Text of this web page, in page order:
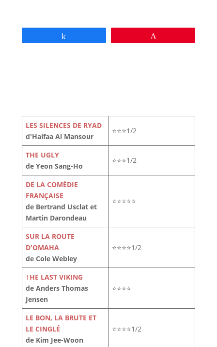
LES SILENCES DE RYAD
d'Haifaa Al Mansour
⭐⭐⭐1/2
THE UGLY
de Yeon Sang-Ho
⭐⭐⭐1/2
DE LA COMÉDIE
FRANÇAISE
de Bertrand Usclat et
Martin Darondeau
⭐⭐⭐⭐⭐
SUR LA ROUTE
D'OMAHA
de Cole Webley
⭐⭐⭐⭐1/2
THE LAST VIKING
de Anders Thomas
Jensen
⭐⭐⭐⭐
LE BON, LA BRUTE ET
LE CINGLÉ
de Kim Jee-Woon
⭐⭐⭐⭐1/2